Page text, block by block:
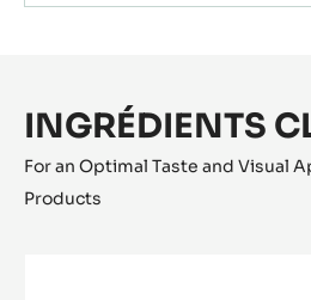
INGRÉDIENTS
For an Optimal Taste and Visual
Products